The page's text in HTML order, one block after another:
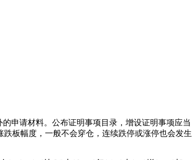
申请材料。公布证明事项目录，增设证明事项应当
板幅度，一般不会穿仓，连续跌停或涨停也会发生